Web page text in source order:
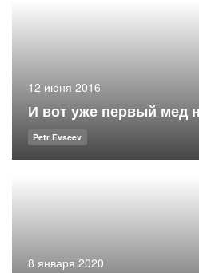
12 июня 2016
И вот уже первый мед
Petr Evseev
8 января 2020